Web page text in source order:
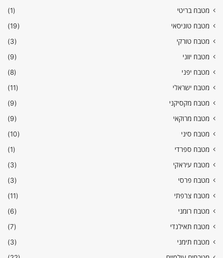
מטבח בריטי
(1)
מטבח טוניסאי
(19)
מטבח טורקי
(3)
מטבח יווני
(9)
מטבח יפני
(8)
מטבח ישראלי
(11)
מטבח מקסיקני
(9)
מטבח מרוקאי
(9)
מטבח סיני
(10)
מטבח ספרדי
(1)
מטבח עיראקי
(3)
מטבח פרסי
(3)
מטבח צרפתי
(11)
מטבח רומני
(6)
מטבח תאילנדי
(7)
מטבח תימני
(3)